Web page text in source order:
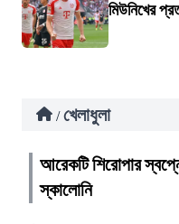
মিউনিখের
/ খেলাধুলা
আরেকটি শিরোপার
স্কালোনি